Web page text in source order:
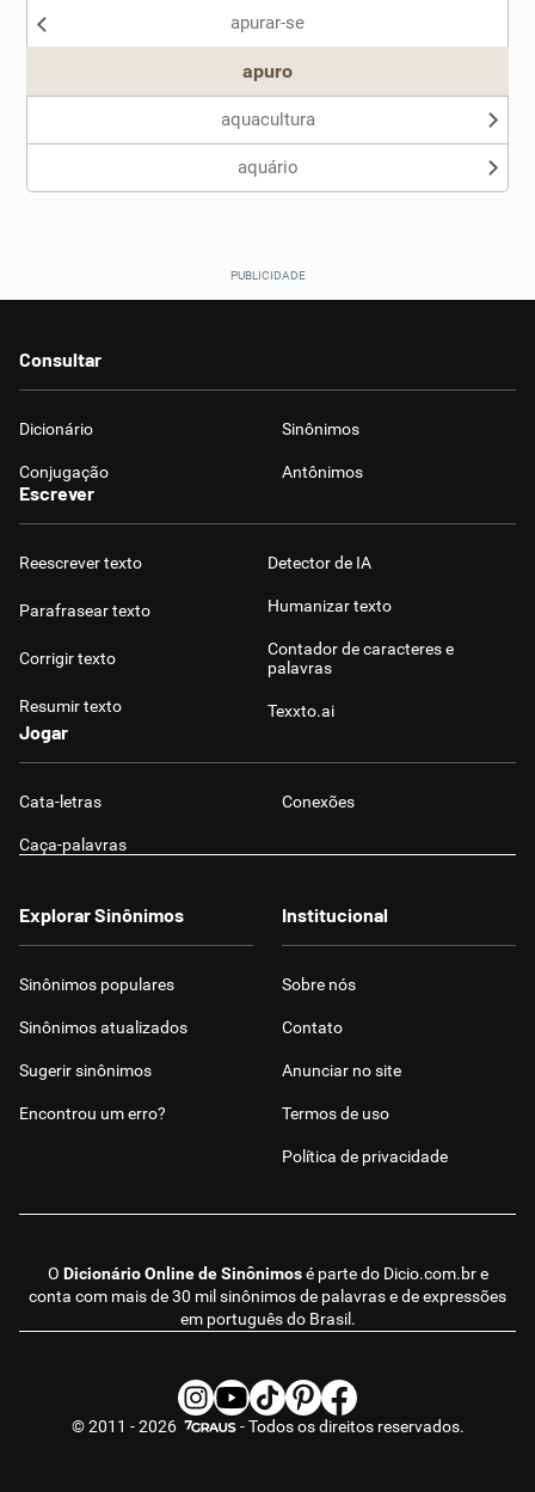
apurar-se
apuro
aquacultura
aquário
Consultar
Dicionário Sinônimos
Conjugação Antônimos
Escrever
Reescrever texto
Parafrasear texto
Corrigir texto
Resumir texto
Detector de IA
Humanizar texto
Contador de caracteres e
palavras
Texxto.ai
Jogar
Cata-letras Conexões
Caça-palavras
O Dicionário Online de Sinônimosé parte do Dicio.com.bre
conta com mais de 30 mil sinônimos de palavras e de expressões
em português do Brasil.
Explorar Sinônimos
Sinônimos populares
Sinônimos atualizados
Sugerir sinônimos
Encontrou um erro?
Institucional
Sobre nós
Contato
Anunciar no site
Termos de uso
Política de privacidade
© 2011 - 2026 - Todos os direitos reservados.